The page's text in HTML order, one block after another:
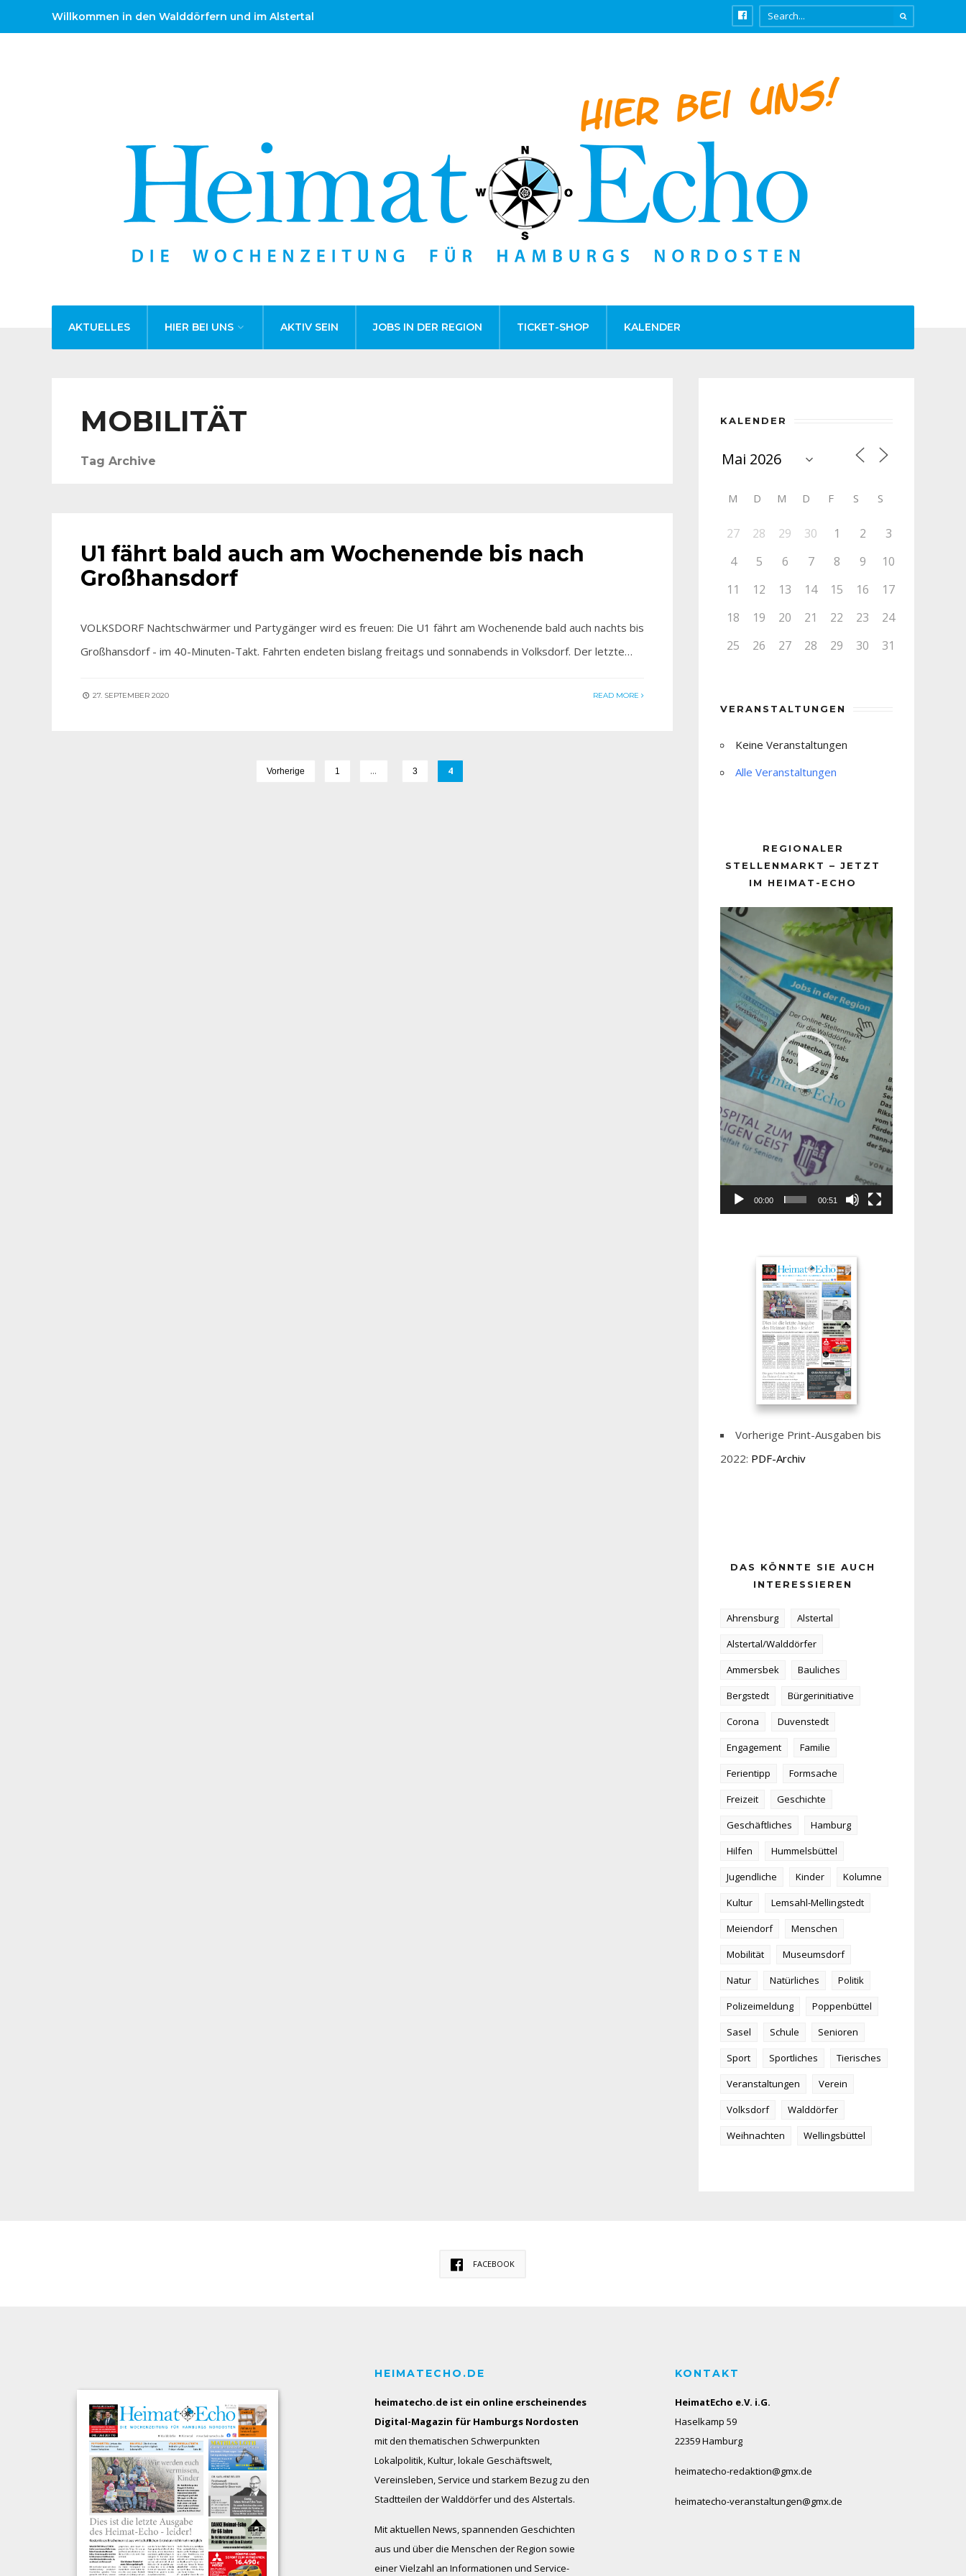
Willkommen in den Walddörfern und im Alstertal
AKTUELLES HIER BEI UNS AKTIV SEIN JOBS IN DER REGION TICKET-SHOP KALENDER
MOBILITÄT
Tag Archive
U1 fährt bald auch am Wochenende bis nach
Großhansdorf
VOLKSDORF Nachtschwärmer und Partygänger wird es freuen: Die U1 fährt am Wochenende bald auch nachts bis
Großhansdorf - im 40-Minuten-Takt. Fahrten endeten bislang freitags und sonnabends in Volksdorf. Der letzte…
27. SEPTEMBER 2020 READ MORE
Vorherige 1 … 3 4
KALENDER
M D M D F S S
27 28 29 30 1 2
3
4
5 6 7 8 9
10
11
12 13 14 15 16
17
18
19 20 21 22 23
24
25
26 27 28 29 30 31
VERANSTALTUNGEN
Keine Veranstaltungen
Alle Veranstaltungen
REGIONALER
STELLENMARKT – JETZT
IM HEIMAT-ECHO
Player
00:00 00:51
Vorherige Print-Ausgaben bis
2022: PDF-Archiv
DAS KÖNNTE SIE AUCH
INTERESSIEREN
Ahrensburg
Alstertal
Alstertal/Walddörfer
Ammersbek
Bauliches
Bergstedt
Bürgerinitiative
Corona
Duvenstedt
Engagement
Familie
Ferientipp
Formsache
Freizeit
Geschichte
Geschäftliches
Hamburg
Hilfen
Hummelsbüttel
Jugendliche
Kinder
Kolumne
Kultur
Lemsahl-Mellingstedt
Meiendorf
Menschen
Mobilität
Museumsdorf
Natur
Natürliches
Politik
Polizeimeldung
Poppenbüttel
Sasel
Schule
Senioren
Sport
Sportliches
Tierisches
Veranstaltungen
Verein
Volksdorf
Walddörfer
Weihnachten
Wellingsbüttel
FACEBOOK
HEIMATECHO.DE
heimatecho.de ist ein online erscheinendes
Digital-Magazin für Hamburgs Nordosten
mit den thematischen Schwerpunkten
Lokalpolitik, Kultur, lokale Geschäftswelt,
Vereinsleben, Service und starkem Bezug zu den
Stadtteilen der Walddörfer und des Alstertals.
Mit aktuellen News, spannenden Geschichten
aus und über die Menschen der Region sowie
einer Vielzahl an Informationen und Service-
KONTAKT
HeimatEcho e.V. i.G.
Haselkamp 59
22359 Hamburg
heimatecho-redaktion@gmx.de
heimatecho-veranstaltungen@gmx.de